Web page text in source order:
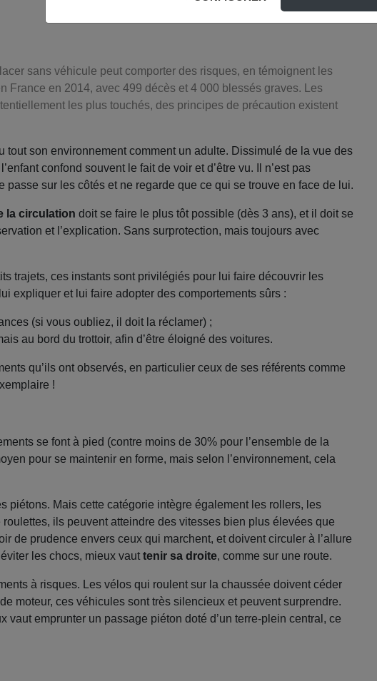
sans véhicule peut comporter des risques, en témoignent les
France en 2014, avec 499 décès et 4 000 blessés graves. Les
les plus touchés, des principes de précaution existent
tout son environnement comment un adulte. Dissimulé de la vue des
confond souvent le fait de voir et d’être vu. Il n’est pas
passe sur les côtés et ne regarde que ce qui se trouve en face de lui.
la circulation doit se faire le plus tôt possible (dès 3 ans), et il doit se
et l’explication. Sans surprotection, mais toujours avec
trajets, ces instants sont privilégiés pour lui faire découvrir les
expliquer et lui faire adopter des comportements sûrs :
(si vous oubliez, il doit la réclamer) ;
au bord du trottoir, afin d’être éloigné des voitures.
qu’ils ont observés, en particulier ceux de ses référents comme
!
se font à pied (contre moins de 30% pour l’ensemble de la
pour se maintenir en forme, mais selon l’environnement, cela
piétons. Mais cette catégorie intègre également les rollers, les
ils peuvent atteindre des vitesses bien plus élevées que
de prudence envers ceux qui marchent, et doivent circuler à l’allure
les chocs, mieux vaut tenir sa droite, comme sur une route.
à risques. Les vélos qui roulent sur la chaussée doivent céder
moteur, ces véhicules sont très silencieux et peuvent surprendre.
vaut emprunter un passage piéton doté d’un terre-plein central, ce